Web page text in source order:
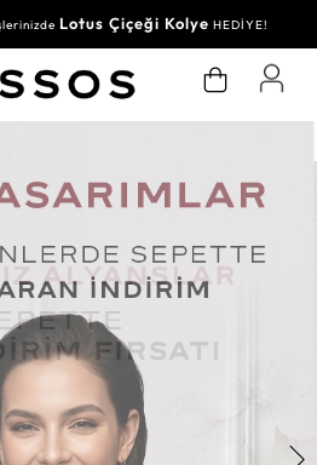
Lotus Çiçeği Kolye HEDİYE!